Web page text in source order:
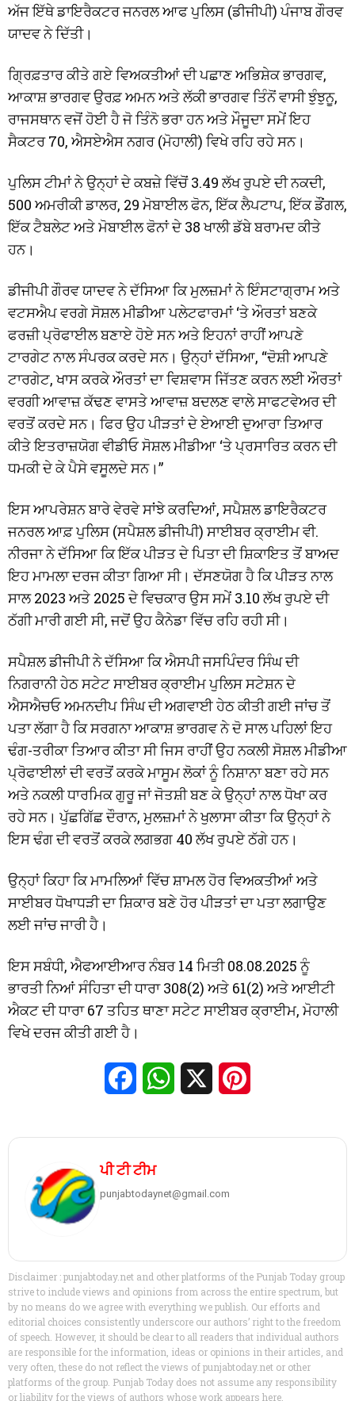
ਅੱਜ ਇੱਥੇ ਡਾਇਰੈਕਟਰ ਜਨਰਲ ਆਫ ਪੁਲਿਸ (ਡੀਜੀਪੀ) ਪੰਜਾਬ ਗੌਰਵ
ਯਾਦਵ ਨੇ ਦਿੱਤੀ।
ਗ੍ਰਿਫ਼ਤਾਰ ਕੀਤੇ ਗਏ ਵਿਅਕਤੀਆਂ ਦੀ ਪਛਾਣ ਅਭਿਸ਼ੇਕ ਭਾਰਗਵ,
ਆਕਾਸ਼ ਭਾਰਗਵ ਉਰਫ਼ ਅਮਨ ਅਤੇ ਲੱਕੀ ਭਾਰਗਵ ਤਿੰਨੋਂ ਵਾਸੀ ਝੁੰਝੁਨੂ,
ਰਾਜਸਥਾਨ ਵਜੋਂ ਹੋਈ ਹੈ ਜੋ ਤਿੰਨੋ ਭਰਾ ਹਨ ਅਤੇ ਮੌਜੂਦਾ ਸਮੇਂ ਇਹ
ਸੈਕਟਰ 70, ਐਸਏਐਸ ਨਗਰ (ਮੋਹਾਲੀ) ਵਿਖੇ ਰਹਿ ਰਹੇ ਸਨ।
ਪੁਲਿਸ ਟੀਮਾਂ ਨੇ ਉਨ੍ਹਾਂ ਦੇ ਕਬਜ਼ੇ ਵਿੱਚੋਂ 3.49 ਲੱਖ ਰੁਪਏ ਦੀ ਨਕਦੀ,
500 ਅਮਰੀਕੀ ਡਾਲਰ, 29 ਮੋਬਾਈਲ ਫੋਨ, ਇੱਕ ਲੈਪਟਾਪ, ਇੱਕ ਡੌਂਗਲ,
ਇੱਕ ਟੈਬਲੇਟ ਅਤੇ ਮੋਬਾਈਲ ਫੋਨਾਂ ਦੇ 38 ਖਾਲੀ ਡੱਬੇ ਬਰਾਮਦ ਕੀਤੇ
ਹਨ।
ਡੀਜੀਪੀ ਗੌਰਵ ਯਾਦਵ ਨੇ ਦੱਸਿਆ ਕਿ ਮੁਲਜ਼ਮਾਂ ਨੇ ਇੰਸਟਾਗ੍ਰਾਮ ਅਤੇ
ਵਟਸਐਪ ਵਰਗੇ ਸੋਸ਼ਲ ਮੀਡੀਆ ਪਲੇਟਫਾਰਮਾਂ ‘ਤੇ ਔਰਤਾਂ ਬਣਕੇ
ਫਰਜ਼ੀ ਪ੍ਰੋਫਾਈਲ ਬਣਾਏ ਹੋਏ ਸਨ ਅਤੇ ਇਹਨਾਂ ਰਾਹੀਂ ਆਪਣੇ
ਟਾਰਗੇਟ ਨਾਲ ਸੰਪਰਕ ਕਰਦੇ ਸਨ। ਉਨ੍ਹਾਂ ਦੱਸਿਆ, “ਦੋਸ਼ੀ ਆਪਣੇ
ਟਾਰਗੇਟ, ਖਾਸ ਕਰਕੇ ਔਰਤਾਂ ਦਾ ਵਿਸ਼ਵਾਸ ਜਿੱਤਣ ਕਰਨ ਲਈ ਔਰਤਾਂ
ਵਰਗੀ ਆਵਾਜ਼ ਕੱਢਣ ਵਾਸਤੇ ਆਵਾਜ਼ ਬਦਲਣ ਵਾਲੇ ਸਾਫਟਵੇਅਰ ਦੀ
ਵਰਤੋਂ ਕਰਦੇ ਸਨ। ਫਿਰ ਉਹ ਪੀੜਤਾਂ ਦੇ ਏਆਈ ਦੁਆਰਾ ਤਿਆਰ
ਕੀਤੇ ਇਤਰਾਜ਼ਯੋਗ ਵੀਡੀਓ ਸੋਸ਼ਲ ਮੀਡੀਆ ‘ਤੇ ਪ੍ਰਸਾਰਿਤ ਕਰਨ ਦੀ
ਧਮਕੀ ਦੇ ਕੇ ਪੈਸੇ ਵਸੂਲਦੇ ਸਨ।”
ਇਸ ਆਪਰੇਸ਼ਨ ਬਾਰੇ ਵੇਰਵੇ ਸਾਂਝੇ ਕਰਦਿਆਂ, ਸਪੈਸ਼ਲ ਡਾਇਰੈਕਟਰ
ਜਨਰਲ ਆਫ਼ ਪੁਲਿਸ (ਸਪੈਸ਼ਲ ਡੀਜੀਪੀ) ਸਾਈਬਰ ਕ੍ਰਾਈਮ ਵੀ.
ਨੀਰਜਾ ਨੇ ਦੱਸਿਆ ਕਿ ਇੱਕ ਪੀੜਤ ਦੇ ਪਿਤਾ ਦੀ ਸ਼ਿਕਾਇਤ ਤੋਂ ਬਾਅਦ
ਇਹ ਮਾਮਲਾ ਦਰਜ ਕੀਤਾ ਗਿਆ ਸੀ। ਦੱਸਣਯੋਗ ਹੈ ਕਿ ਪੀੜਤ ਨਾਲ
ਸਾਲ 2023 ਅਤੇ 2025 ਦੇ ਵਿਚਕਾਰ ਉਸ ਸਮੇਂ 3.10 ਲੱਖ ਰੁਪਏ ਦੀ
ਠੱਗੀ ਮਾਰੀ ਗਈ ਸੀ, ਜਦੋਂ ਉਹ ਕੈਨੇਡਾ ਵਿੱਚ ਰਹਿ ਰਹੀ ਸੀ।
ਸਪੈਸ਼ਲ ਡੀਜੀਪੀ ਨੇ ਦੱਸਿਆ ਕਿ ਐਸਪੀ ਜਸਪਿੰਦਰ ਸਿੰਘ ਦੀ
ਨਿਗਰਾਨੀ ਹੇਠ ਸਟੇਟ ਸਾਈਬਰ ਕ੍ਰਾਈਮ ਪੁਲਿਸ ਸਟੇਸ਼ਨ ਦੇ
ਐਸਐਚਓ ਅਮਨਦੀਪ ਸਿੰਘ ਦੀ ਅਗਵਾਈ ਹੇਠ ਕੀਤੀ ਗਈ ਜਾਂਚ ਤੋਂ
ਪਤਾ ਲੱਗਾ ਹੈ ਕਿ ਸਰਗਨਾ ਆਕਾਸ਼ ਭਾਰਗਵ ਨੇ ਦੋ ਸਾਲ ਪਹਿਲਾਂ ਇਹ
ਢੰਗ-ਤਰੀਕਾ ਤਿਆਰ ਕੀਤਾ ਸੀ ਜਿਸ ਰਾਹੀਂ ਉਹ ਨਕਲੀ ਸੋਸ਼ਲ ਮੀਡੀਆ
ਪ੍ਰੋਫਾਈਲਾਂ ਦੀ ਵਰਤੋਂ ਕਰਕੇ ਮਾਸੂਮ ਲੋਕਾਂ ਨੂੰ ਨਿਸ਼ਾਨਾ ਬਣਾ ਰਹੇ ਸਨ
ਅਤੇ ਨਕਲੀ ਧਾਰਮਿਕ ਗੁਰੂ ਜਾਂ ਜੋਤਸ਼ੀ ਬਣ ਕੇ ਉਨ੍ਹਾਂ ਨਾਲ ਧੋਖਾ ਕਰ
ਰਹੇ ਸਨ। ਪੁੱਛਗਿੱਛ ਦੌਰਾਨ, ਮੁਲਜ਼ਮਾਂ ਨੇ ਖੁਲਾਸਾ ਕੀਤਾ ਕਿ ਉਨ੍ਹਾਂ ਨੇ
ਇਸ ਢੰਗ ਦੀ ਵਰਤੋਂ ਕਰਕੇ ਲਗਭਗ 40 ਲੱਖ ਰੁਪਏ ਠੱਗੇ ਹਨ।
ਉਨ੍ਹਾਂ ਕਿਹਾ ਕਿ ਮਾਮਲਿਆਂ ਵਿੱਚ ਸ਼ਾਮਲ ਹੋਰ ਵਿਅਕਤੀਆਂ ਅਤੇ
ਸਾਈਬਰ ਧੋਖਾਧੜੀ ਦਾ ਸ਼ਿਕਾਰ ਬਣੇ ਹੋਰ ਪੀੜਤਾਂ ਦਾ ਪਤਾ ਲਗਾਉਣ
ਲਈ ਜਾਂਚ ਜਾਰੀ ਹੈ।
ਇਸ ਸਬੰਧੀ, ਐਫਆਈਆਰ ਨੰਬਰ 14 ਮਿਤੀ 08.08.2025 ਨੂੰ
ਭਾਰਤੀ ਨਿਆਂ ਸੰਹਿਤਾ ਦੀ ਧਾਰਾ 308(2) ਅਤੇ 61(2) ਅਤੇ ਆਈਟੀ
ਐਕਟ ਦੀ ਧਾਰਾ 67 ਤਹਿਤ ਥਾਣਾ ਸਟੇਟ ਸਾਈਬਰ ਕ੍ਰਾਈਮ, ਮੋਹਾਲੀ
ਵਿਖੇ ਦਰਜ ਕੀਤੀ ਗਈ ਹੈ।
FacebookWhatsApp
ਪੀ ਟੀ ਟੀਮ
punjabtodaynet@gmail.com
Disclaimer : punjabtoday.net and other platforms of the Punjab Today group
strive to include views and opinions from across the entire spectrum, but
by no means do we agree with everything we publish. Our efforts and
editorial choices consistently underscore our authors’ right to the freedom
of speech. However, it should be clear to all readers that individual authors
are responsible for the information, ideas or opinions in their articles, and
very often, these do not reflect the views of punjabtoday.net or other
platforms of the group. Punjab Today does not assume any responsibility
or liability for the views of authors whose work appears here.